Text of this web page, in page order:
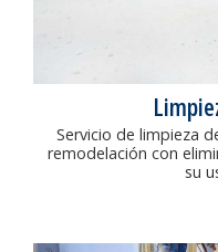
Servicio de limpieza
remodelación con
su